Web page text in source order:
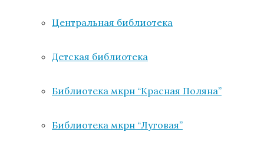
Центральная библиотека
Детская библиотека
Библиотека мкрн “Красная Поляна”
Библиотека мкрн “Луговая”